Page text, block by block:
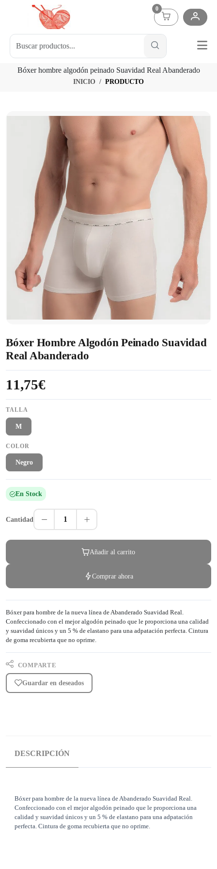
0
Bóxer hombre algodón peinado Suavidad Real Abanderado
INICIO PRODUCTO
Bóxer Hombre Algodón Peinado Suavidad
Real Abanderado
11,75€
TALLA
M
COLOR
Negro
En Stock
Cantidad 1
Añadir al carrito
Comprar ahora
Bóxer para hombre de la nueva línea de Abanderado Suavidad Real.
Confeccionado con el mejor algodón peinado que le proporciona una calidad
y suavidad únicos y un 5 % de elastano para una adpatación perfecta. Cintura
de goma recubierta que no oprime.
COMPARTE
Guardar en deseados
DESCRIPCIÓN
Bóxer para hombre de la nueva línea de Abanderado Suavidad Real.
Confeccionado con el mejor algodón peinado que le proporciona una
calidad y suavidad únicos y un 5 % de elastano para una adpatación
perfecta. Cintura de goma recubierta que no oprime.